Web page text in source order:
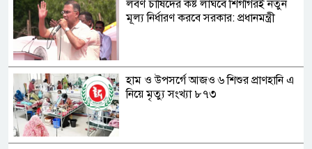
লবণ চাষিদের কষ্ট লাঘবে শিগগিরই নতুন
মূল্য নির্ধারণ করবে সরকার: প্রধানমন্ত্রী
হাম ও উপসর্গে আজও ৬ শিশুর প্রাণহানি এ
নিয়ে মৃত্যু সংখ্যা ৮৭৩